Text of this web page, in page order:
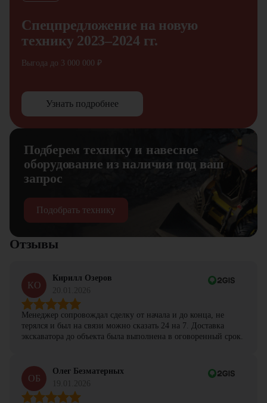
Спецпредложение на новую
технику 2023–2024 гг.
Выгода до 3 000 000 ₽
Узнать подробнее
Подберем технику и навесное
оборудование из наличия под ваш
запрос
Подобрать технику
Отзывы
КО
Кирилл Озеров
Менеджер сопровождал сделку от начала и до конца, не
терялся и был на связи можно сказать 24 на 7. Доставка
экскаватора до объекта была выполнена в оговоренный срок.
ОБ
Олег Безматерных